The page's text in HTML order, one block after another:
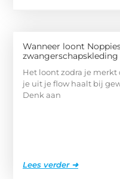
Wanneer loont
zwangerschapskleding
Het loont zodra je
je uit je flow haalt bij
Denk aan
Lees verder ➜